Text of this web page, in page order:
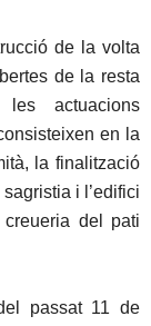
de la volta
de la resta
les actuacions
en la
la finalització
i l’edifici
del pati
passat 11 de